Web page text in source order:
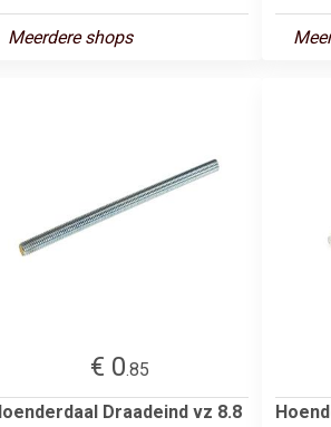
Meerdere shops
€ 0.85
Draadeind vz 8.8